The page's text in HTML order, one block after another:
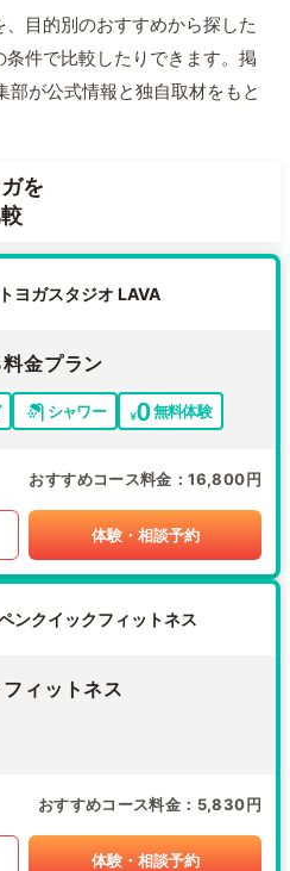
目的別のおすすめから探した
件で比較したりできます。掲
部が公式情報と独自取材をもと
を
ヨガスタジオ LAVA
金プラン
シャワー 無料体験
おすすめコース料金 16,800円
体験・相談予約
ンクイックフィットネス
ィットネス
おすすめコース料金 5,830円
体験・相談予約